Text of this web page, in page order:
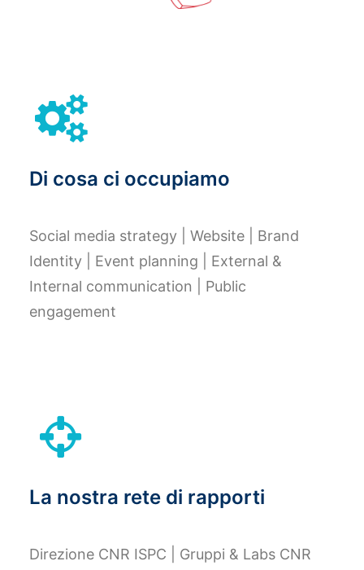
Di cosa ci occupiamo
Social media strategy | Website | Brand
Identity | Event planning | External &
Internal communication | Public
engagement
La nostra rete di rapporti
Direzione CNR ISPC | Gruppi & Labs CNR